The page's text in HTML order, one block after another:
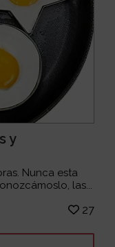
y
Nunca esta
las...
27